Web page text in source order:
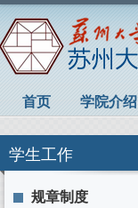
首页 学院介绍
学生工作
规章制度